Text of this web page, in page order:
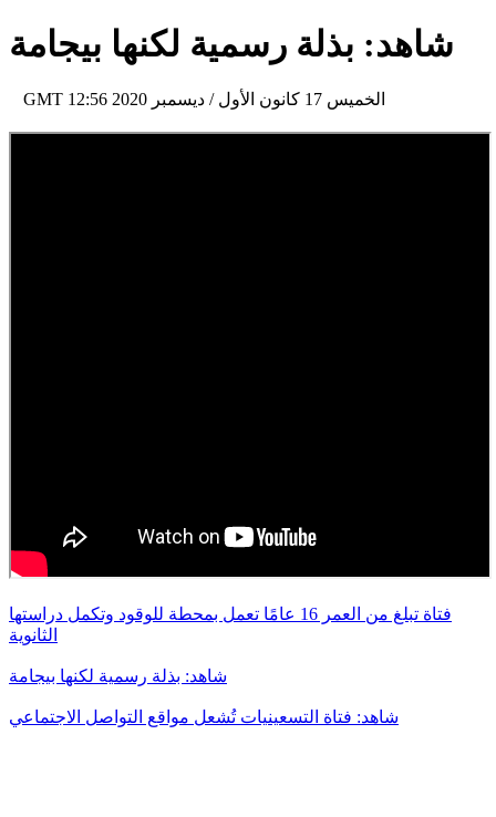
شاهد: بذلة رسمية لكنها بيجامة
GMT 12:56 2020 الخميس 17 كانون الأول / ديسمبر
فتاة تبلغ من العمر 16 عامًا تعمل بمحطة للوقود وتكمل دراستها
الثانوية
شاهد: بذلة رسمية لكنها بيجامة
شاهد: فتاة التسعينيات تُشعل مواقع التواصل الاجتماعي